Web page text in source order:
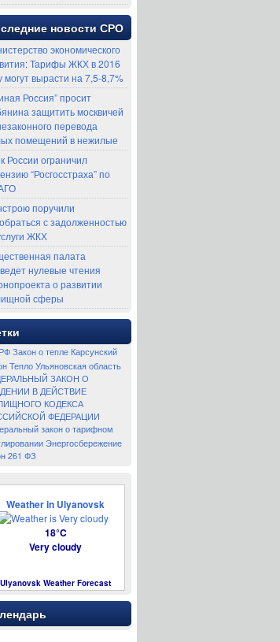
новости СРО
экономического
Тарифы ЖКХ в 2016
могут вырасти на 7,5-8,7%
Россия” просит
защитить москвичей
перевода
помещений в нежилые
России ограничил
“Росгосстраха” по
поручили
с задолженностью
ЖКХ
палата
нулевые чтения
о развитии
сферы
Закон о тепле Карсунский
Тепло Ульяновская область
ЗАКОН О
В ДЕЙСТВИЕ
КОДЕКСА
ФЕДЕРАЦИИ
закон о тарифном
Энергосбережение
261 ФЗ
Weather in Ulyanovsk
18°C
Very cloudy
Ulyanovsk Weather Forecast